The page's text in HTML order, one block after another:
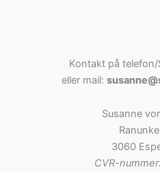
Kontakt på telefon/
eller mail:
Susanne
3060
CVR-